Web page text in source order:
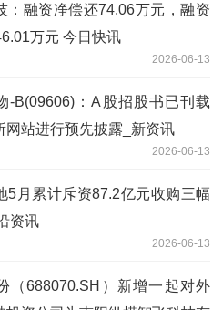
：融资净偿还74.06万元，融资
万元 今日快讯
2026-06-13
-B(09606)：A股招股书已刊载
网站进行预先披露_新资讯
2026-06-13
5月累计斥资87.2亿元收购三幅
资讯
2026-06-13
（688070.SH）新增一起对外